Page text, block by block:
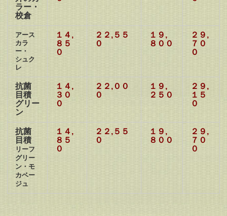
ラー・
校倉
アース
カラ
ー・
シュク
レ
１４,
８５
０
２２,５５
０
１９,
８００
２９,
７０
０
抗菌
目積
グリー
ン
１４,
３０
０
２２,００
０
１９,
２５０
２９,
１５
０
抗菌
目積
リーフ
グリー
ン・モ
カベー
ジュ
１４,
８５
０
２２,５５
０
１９,
８００
２９ ,
７０
０